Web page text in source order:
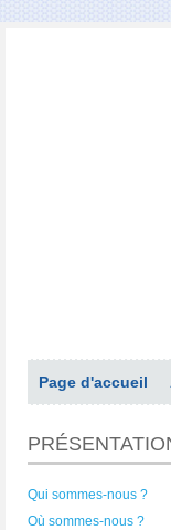
Page d'accueil
Qui sommes-nous ?
Où sommes-nous ?